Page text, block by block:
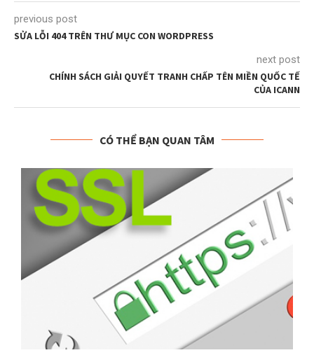
previous post
SỬA LỖI 404 TRÊN THƯ MỤC CON WORDPRESS
next post
CHÍNH SÁCH GIẢI QUYẾT TRANH CHẤP TÊN MIỀN QUỐC TẾ
CỦA ICANN
CÓ THỂ BẠN QUAN TÂM